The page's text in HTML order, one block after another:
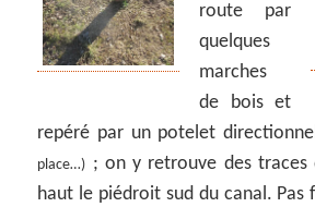
route par
quelques
marches
de bois et
repéré par un potelet
place…) ; on y retrouve des traces
haut le piédroit sud du canal. Pas